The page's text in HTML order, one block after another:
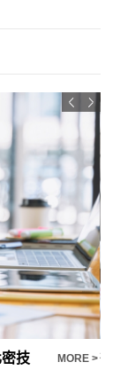
技 MORE >衡